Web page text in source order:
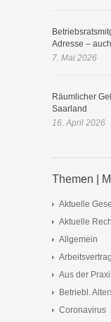
Adresse –
7. Mai 2026
Räumlicher
Saarland
16. April 2026
Themen |
Aktuelle
Aktuelle
Allgemein
Aus der
Betriebl.
Coronavirus